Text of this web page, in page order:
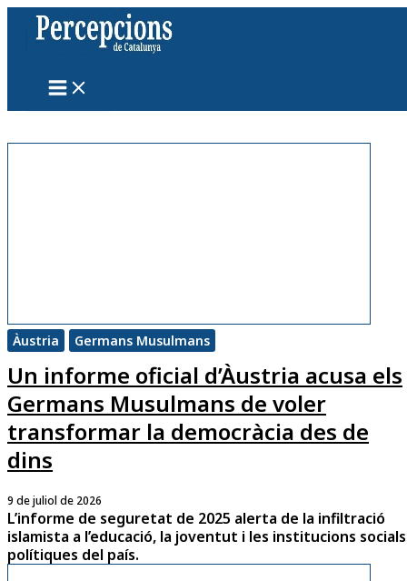
Vés
contingut
Àustria Germans Musulmans
Un informe oficial d’Àustria acusa els
Germans Musulmans de voler
transformar la democràcia des de
dins
9 de juliol de 2026
L’informe de seguretat de 2025 alerta de la infiltració
islamista a l’educació, la joventut i les institucions
polítiques del país.